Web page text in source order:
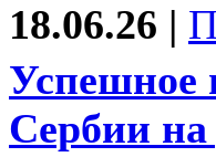
18.06.26 |
Успешное
Сербии